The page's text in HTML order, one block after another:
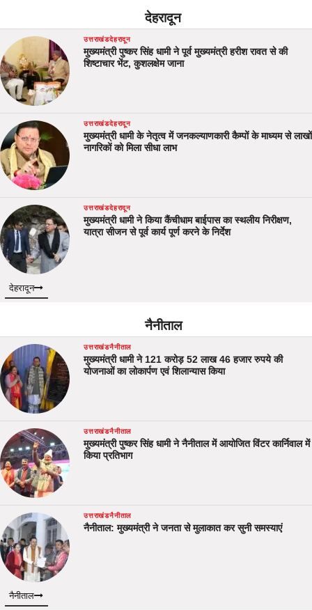
देहरादून
उत्तराखंडदेहरादून
मुख्यमंत्री पुष्कर सिंह धामी ने पूर्व मुख्यमंत्री हरीश रावत से की
शिष्टाचार भेंट, कुशलक्षेम जाना
उत्तराखंडदेहरादून
मुख्यमंत्री धामी के नेतृत्व में जनकल्याणकारी कैम्पों के माध्यम से लाखों
नागरिकों को मिला सीधा लाभ
उत्तराखंडदेहरादून
मुख्यमंत्री धामी ने किया कैंचीधाम बाईपास का स्थलीय निरीक्षण,
यात्रा सीजन से पूर्व कार्य पूर्ण करने के निर्देश
देहरादून
नैनीताल
उत्तराखंडनैनीताल
मुख्यमंत्री धामी ने 121 करोड़ 52 लाख 46 हजार रुपये की
योजनाओं का लोकार्पण एवं शिलान्यास किया
उत्तराखंडनैनीताल
मुख्यमंत्री पुष्कर सिंह धामी ने नैनीताल में आयोजित विंटर कार्निवाल में
किया प्रतिभाग
उत्तराखंडनैनीताल
नैनीताल: मुख्यमंत्री ने जनता से मुलाकात कर सुनी समस्याएं
नैनीताल